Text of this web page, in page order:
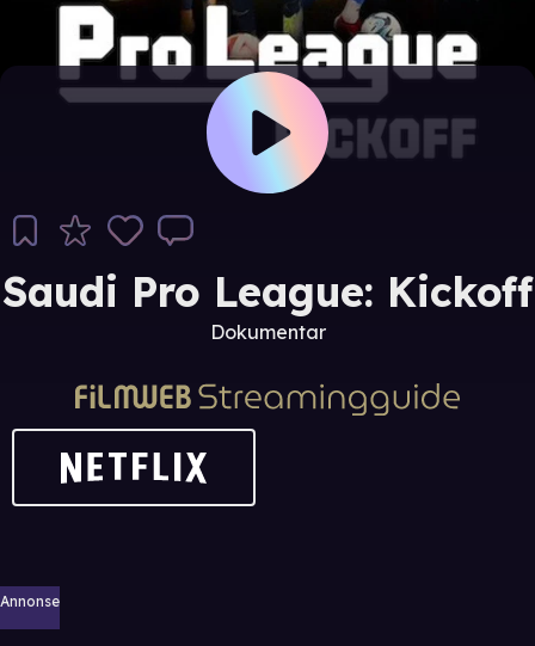
Saudi Pro League: Kickoff
Dokumentar
Annonse